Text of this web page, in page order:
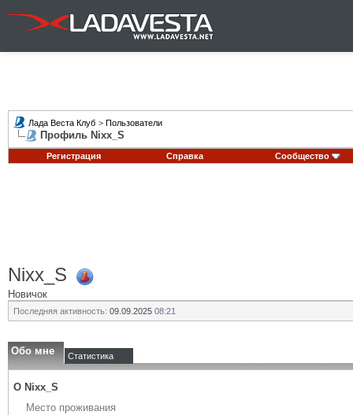
Лада Веста Клуб > Пользователи
Профиль Nixx_S
Регистрация Справка Сообщество
Nixx_S
Новичок
Последняя активность: 09.09.2025 08:21
Обо мне Статистика
О Nixx_S
Место проживания